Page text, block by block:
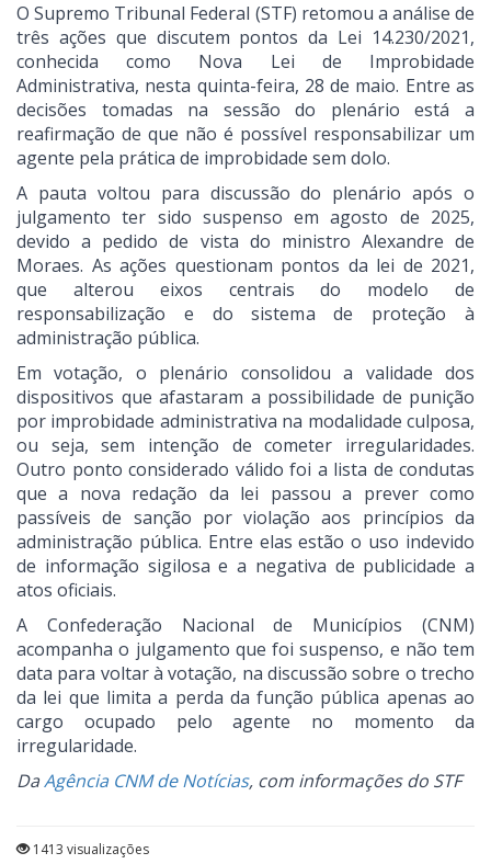
O Supremo Tribunal Federal (STF) retomou a análise de
três ações que discutem pontos da Lei 14.230/2021,
conhecida como Nova Lei de Improbidade
Administrativa, nesta quinta-feira, 28 de maio. Entre as
decisões tomadas na sessão do plenário está a
reafirmação de que não é possível responsabilizar um
agente pela prática de improbidade sem dolo.
A pauta voltou para discussão do plenário após o
julgamento ter sido suspenso em agosto de 2025,
devido a pedido de vista do ministro Alexandre de
Moraes. As ações questionam pontos da lei de 2021,
que alterou eixos centrais do modelo de
responsabilização e do sistema de proteção à
administração pública.
Em votação, o plenário consolidou a validade dos
dispositivos que afastaram a possibilidade de punição
por improbidade administrativa na modalidade culposa,
ou seja, sem intenção de cometer irregularidades.
Outro ponto considerado válido foi a lista de condutas
que a nova redação da lei passou a prever como
passíveis de sanção por violação aos princípios da
administração pública. Entre elas estão o uso indevido
de informação sigilosa e a negativa de publicidade a
atos oficiais.
A Confederação Nacional de Municípios (CNM)
acompanha o julgamento que foi suspenso, e não tem
data para voltar à votação, na discussão sobre o trecho
da lei que limita a perda da função pública apenas ao
cargo ocupado pelo agente no momento da
irregularidade.
DaAgência CNM de Notícias, com informações do STF
1413 visualizações